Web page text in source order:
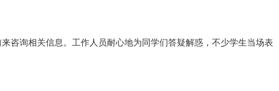
咨询相关信息。工作人员耐心地为同学们答疑解惑，不少学生当场表